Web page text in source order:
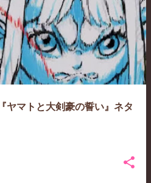
ヤマトと大剣豪の誓い』ネタ